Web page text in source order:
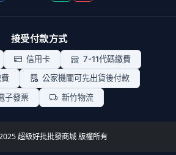
接受付款方式
信用卡
7-11代碼繳費
公家機關可先出貨後付款
子發票
新竹物流
超級好批批發商城 版權所有